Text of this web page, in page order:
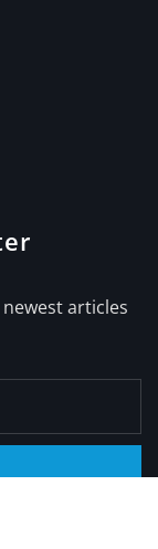
articles